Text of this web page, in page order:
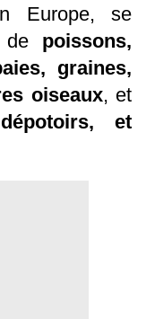
Europe, se
de poissons,
graines,
oiseaux, et
et